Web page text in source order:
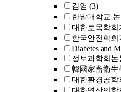
감염 (3)
한밭대학교
대한토목학회
한국안전학회
Diabetes and
정보과학회논
韓國家畜衛生
대한환경공학
대한영상의학